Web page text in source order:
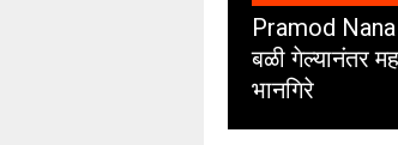
Pramod
बळी गेल्यानंतर
भानगिरे